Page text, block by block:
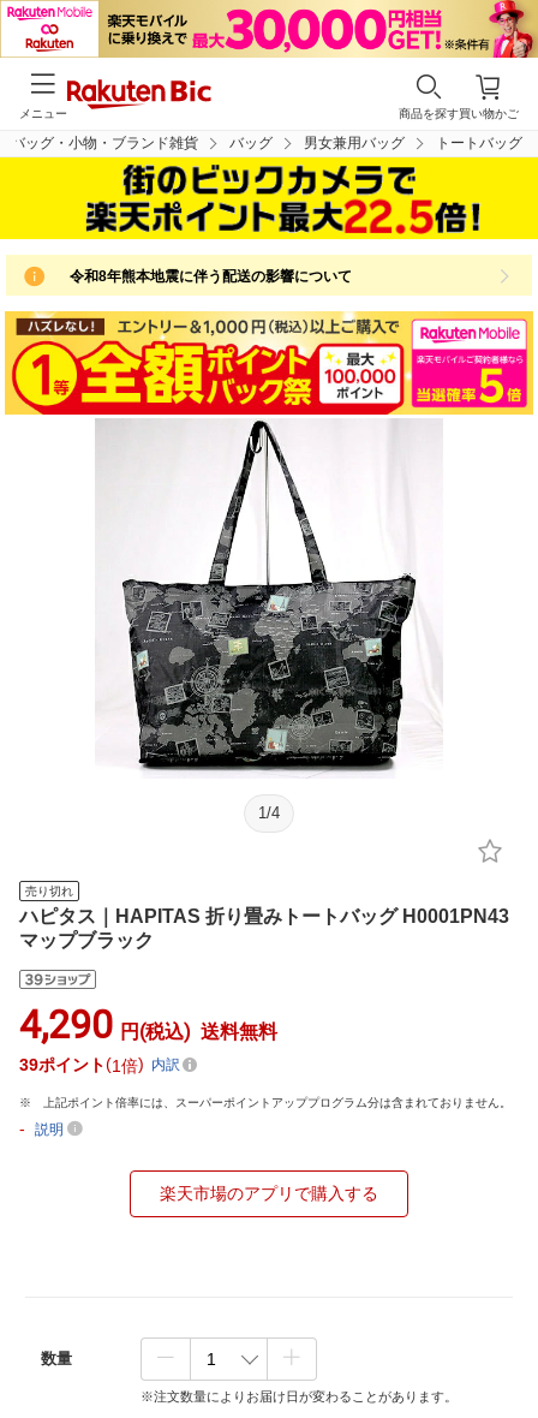
買い物かご
商品を探す
メニュー
バッグ・小物・ブランド雑貨 バッグ 男女兼用バッグ トートバッグ
令和8年熊本地震に伴う配送の影響について
1 /4
売り切れ
ハピタス｜HAPITAS 折り畳みトートバッグ H0001PN43
マップブラック
4,290 円(税込) 送料無料
39ポイント 1倍 内訳
上記ポイント倍率には、スーパーポイントアッププログラム分は含まれておりません。
- 説明
楽天市場のアプリで購入する
数量
※注文数量によりお届け日が変わることがあります。